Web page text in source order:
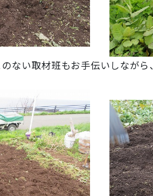
ない取材班もお手伝いしながら